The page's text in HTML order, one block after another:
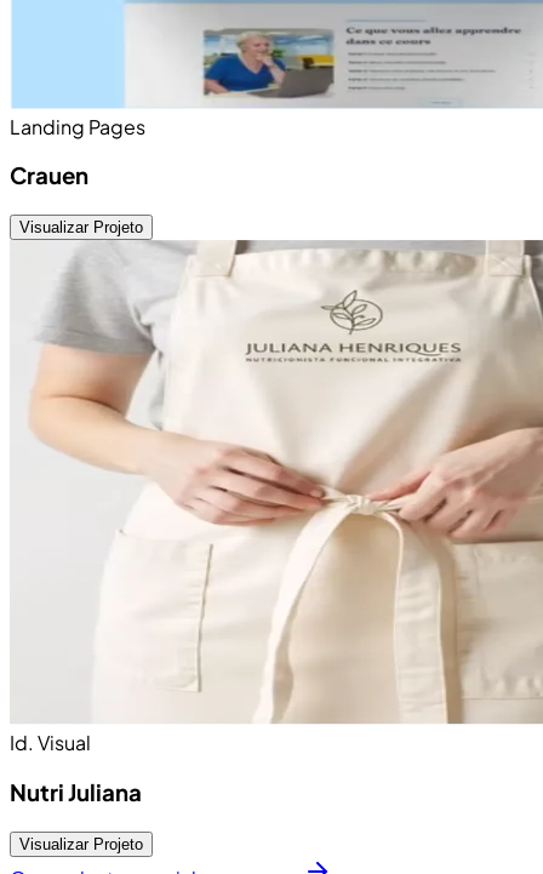
Landing Pages
Crauen
Visualizar Projeto
Id. Visual
Nutri Juliana
Visualizar Projeto